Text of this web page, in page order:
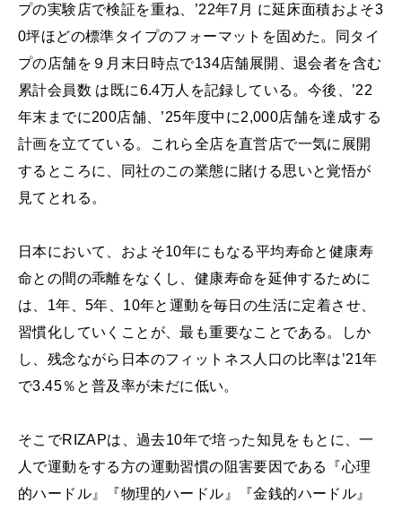
プの実験店で検証を重ね、’22年7月 に延床面積およそ3
0坪ほどの標準タイプのフォーマットを固めた。同タイ
プの店舗を９月末日時点で134店舗展開、退会者を含む
累計会員数 は既に6.4万人を記録している。今後、’22
年末までに200店舗、’25年度中に2,000店舗を達成する
計画を立てている。これら全店を直営店で一気に展開
するところに、同社のこの業態に賭ける思いと覚悟が
見てとれる。
日本において、およそ10年にもなる平均寿命と健康寿
命との間の乖離をなくし、健康寿命を延伸するために
は、1年、5年、10年と運動を毎日の生活に定着させ、
習慣化していくことが、最も重要なことである。しか
し、残念ながら日本のフィットネス人口の比率は’21年
で3.45％と普及率が未だに低い。
そこでRIZAPは、過去10年で培った知見をもとに、一
人で運動をする方の運動習慣の阻害要因である『心理
的ハードル』『物理的ハードル』『金銭的ハードル』